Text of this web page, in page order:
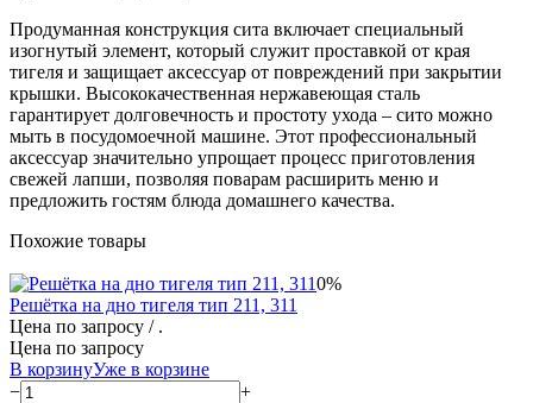
Продуманная конструкция сита включает специальный
изогнутый элемент, который служит проставкой от края
тигеля и защищает аксессуар от повреждений при закрытии
крышки. Высококачественная нержавеющая сталь
гарантирует долговечность и простоту ухода – сито можно
мыть в посудомоечной машине. Этот профессиональный
аксессуар значительно упрощает процесс приготовления
свежей лапши, позволяя поварам расширить меню и
предложить гостям блюда домашнего качества.
Похожие товары
0%
Решётка на дно тигеля тип 211, 311
Цена по запросу / .
Цена по запросу
В корзинуУже в корзине
−
+